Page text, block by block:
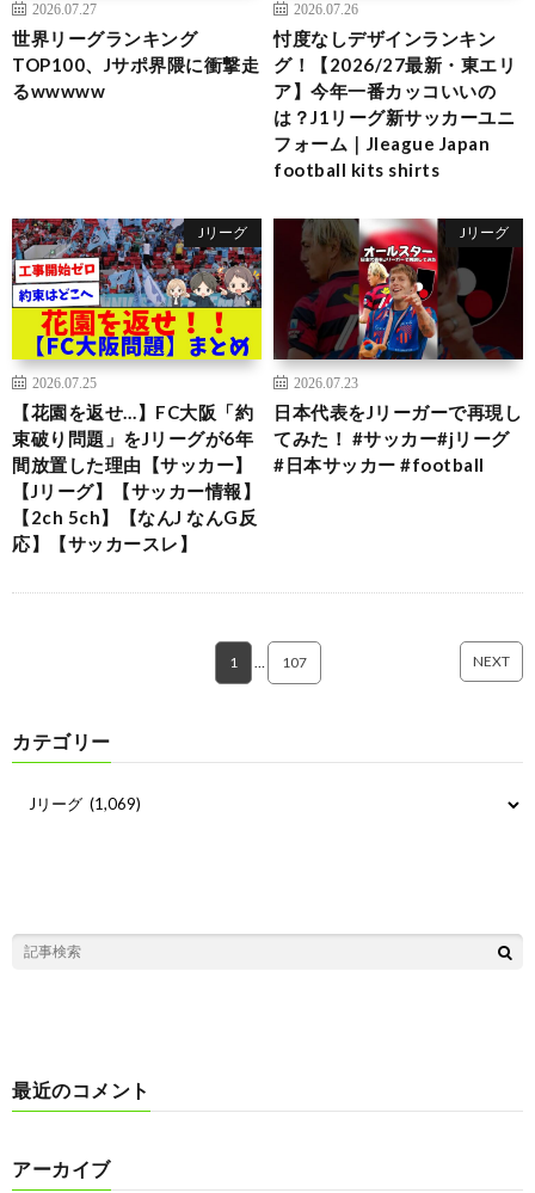
2026.07.27
世界リーグランキング
TOP100、Jサポ界隈に衝撃走
るwwwww
2026.07.26
忖度なしデザインランキン
グ！【2026/27最新・東エリ
ア】今年一番カッコいいの
は？J1リーグ新サッカーユニ
フォーム｜Jleague Japan
football kits shirts
Jリーグ
2026.07.25
【花園を返せ…】FC大阪「約
束破り問題」をJリーグが6年
間放置した理由【サッカー】
【Jリーグ】【サッカー情報】
【2ch 5ch】【なんJ なんG反
応】【サッカースレ】
Jリーグ
2026.07.23
日本代表をJリーガーで再現し
てみた！ #サッカー#jリーグ
#日本サッカー #football
1 107 NEXT
カテゴリー
最近のコメント
アーカイブ